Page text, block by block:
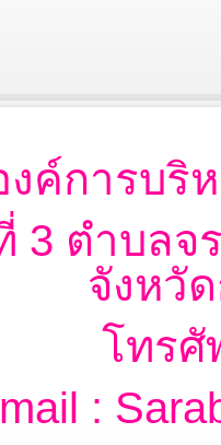
งค์การบริ
3 ตำบลจ
จังหวั
โทรศั
: